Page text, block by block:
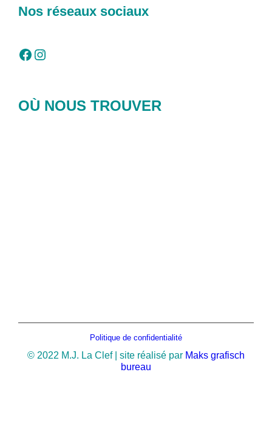
Nos réseaux sociaux
Facebook Instagram
OÙ NOUS TROUVER
Politique de confidentialité
© 2022 M.J. La Clef | site réalisé par Maks grafisch
bureau